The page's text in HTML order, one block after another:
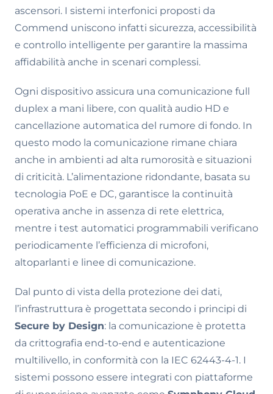
ascensori. I sistemi interfonici proposti da
Commend uniscono infatti sicurezza, accessibilità
e controllo intelligente per garantire la massima
affidabilità anche in scenari complessi.
Ogni dispositivo assicura una comunicazione full
duplex a mani libere, con qualità audio HD e
cancellazione automatica del rumore di fondo. In
questo modo la comunicazione rimane chiara
anche in ambienti ad alta rumorosità e situazioni
di criticità. L’alimentazione ridondante, basata su
tecnologia PoE e DC, garantisce la continuità
operativa anche in assenza di rete elettrica,
mentre i test automatici programmabili verificano
periodicamente l’efficienza di microfoni,
altoparlanti e linee di comunicazione.
Dal punto di vista della protezione dei dati,
l’infrastruttura è progettata secondo i principi di
Secure by Design: la comunicazione è protetta
da crittografia end-to-end e autenticazione
multilivello, in conformità con la IEC 62443-4-1. I
sistemi possono essere integrati con piattaforme